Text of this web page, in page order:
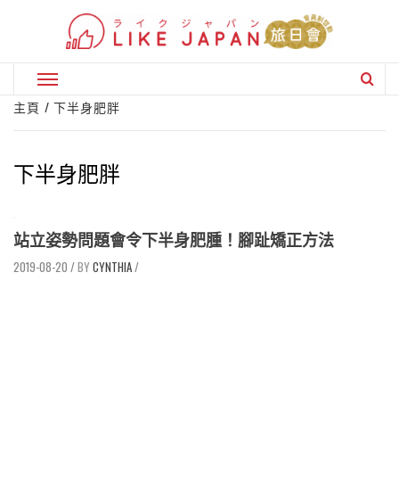
Primary
Menu
主頁 下半身肥胖
下半身肥胖
站立姿勢問題會令下半身肥腫！腳趾矯正方法
2019-08-20 / CYNTHIA/